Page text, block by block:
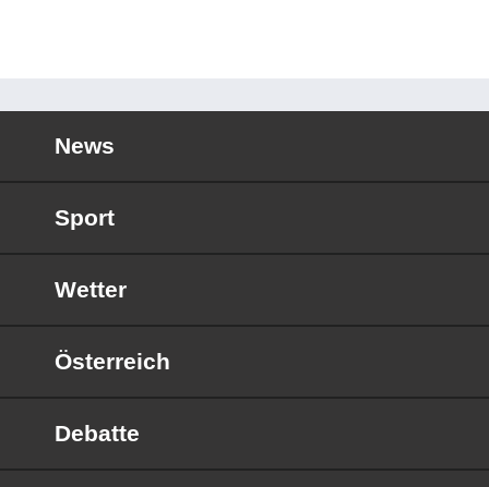
News
Sport
Wetter
Österreich
Debatte